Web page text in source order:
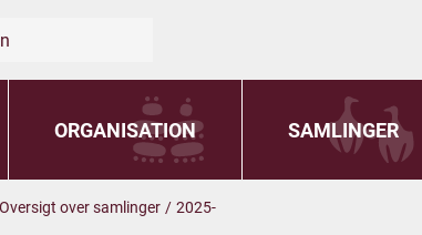
ORGANISATION SAMLINGER
Oversigt over samlinger / 2025-